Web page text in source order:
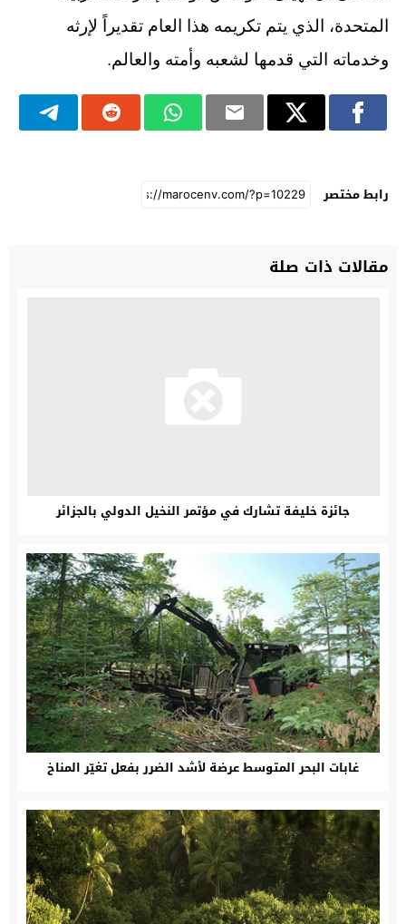
المتحدة، الذي يتم تكريمه هذا العام تقديراً لإرثه
وخدماته التي قدمها لشعبه وأمته والعالم.
رابط مختصر
مقالات ذات صلة
جائزة خليفة تشارك في مؤتمر النخيل الدولي بالجزائر
غابات البحر المتوسط عرضة لأشد الضرر بفعل تغيّر المناخ